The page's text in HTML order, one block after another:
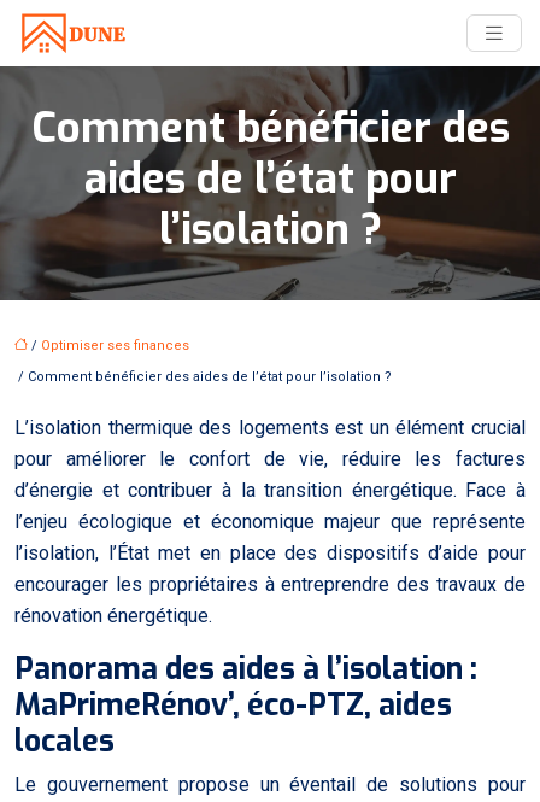
Comment bénéficier des
aides de l’état pour
l’isolation ?
/ Optimiser ses finances
/ Comment bénéficier des aides de l’état pour l’isolation ?
L’isolation thermique des logements est un élément crucial
pour améliorer le confort de vie, réduire les factures
d’énergie et contribuer à la transition énergétique. Face à
l’enjeu écologique et économique majeur que représente
l’isolation, l’État met en place des dispositifs d’aide pour
encourager les propriétaires à entreprendre des travaux de
rénovation énergétique.
Panorama des aides à l’isolation :
MaPrimeRénov’, éco-PTZ, aides
locales
Le gouvernement propose un éventail de solutions pour